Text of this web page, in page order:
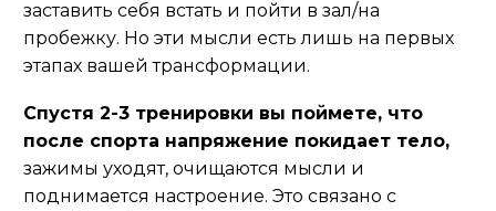
заставить себя встать и пойти в зал/на
пробежку. Но эти мысли есть лишь на первых
этапах вашей трансформации.
Спустя 2-3 тренировки вы поймете, что
после спорта напряжение покидает тело,
зажимы уходят, очищаются мысли и
поднимается настроение. Это связано с